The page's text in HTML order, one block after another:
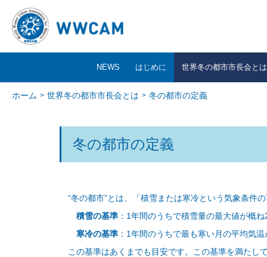
NEWS はじめに 世界冬の都市市長会とは
ホーム 世界冬の都市市長会とは 冬の都市の定義
冬の都市の定義
“冬の都市”とは、「積雪または寒冷という気象条件
積雪の基準 ：1年間のうちで積雪量の最大値が概
寒冷の基準 ：1年間のうちで最も寒い月の平均気
この基準はあくまでも目安です。この基準を満たし